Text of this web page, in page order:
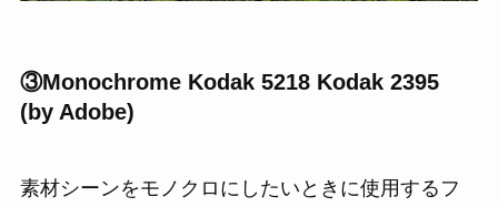
③Monochrome Kodak 5218 Kodak 2395
(by Adobe)
素材シーンをモノクロにしたいときに使用するフ